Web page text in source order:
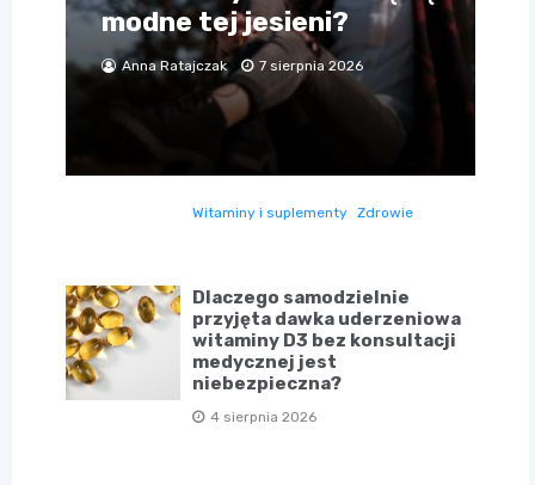
modne tej jesieni?
Anna Ratajczak 7 sierpnia 2026
Witaminy i suplementy Zdrowie
Dlaczego samodzielnie
przyjęta dawka uderzeniowa
witaminy D3 bez konsultacji
medycznej jest
niebezpieczna?
4 sierpnia 2026